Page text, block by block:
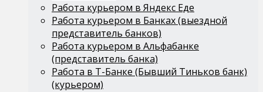
Работа курьером в Яндекс Еде
Работа курьером в Банках (выездной
представитель банков)
Работа курьером в Альфабанке
(представитель банка)
Работа в Т-Банке (Бывший Тиньков банк)
(курьером)